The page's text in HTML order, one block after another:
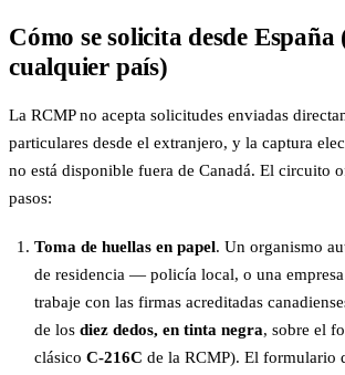
Cómo se solicita desde España
cualquier país)
La RCMP no acepta solicitudes enviadas
particulares desde el extranjero, y la captura
no está disponible fuera de Canadá. El circuito
pasos:
Toma de huellas en papel. Un organismo
de residencia — policía local, o una
trabaje con las firmas acreditadas
de los diez dedos, en tinta negra, sobre el
clásico C-216C de la RCMP). El formulario